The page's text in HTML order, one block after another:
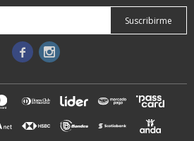
Suscribirme
 